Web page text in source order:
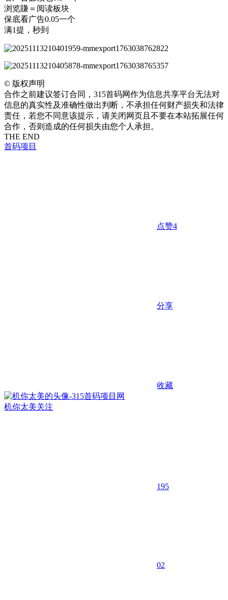
浏览賺＝阅读板块
保底看广告0.05一个
满1提，秒到
© 版权声明
合作之前建议签订合同，315首码网作为信息共享平台无法对
信息的真实性及准确性做出判断，不承担任何财产损失和法律
责任，若您不同意该提示，请关闭网页且不要在本站拓展任何
合作，否则造成的任何损失由您个人承担。
THE END
首码项目
点赞4
分享
收藏
机你太美关注
195
02